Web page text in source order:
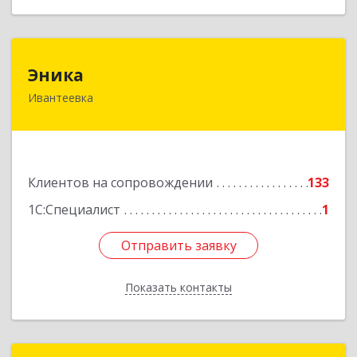
Эника
Ивантеевка
Клиентов на сопровождении
133
1С:Специалист
1
Отправить заявку
Показать контакты
141280, Московская обл, г.о. Пушкинский,
Отправить заявку
Назад